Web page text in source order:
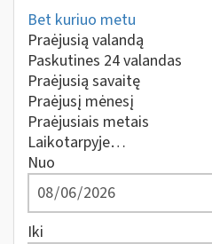
Bet kuriuo metu
Praėjusią valandą
Paskutines 24 valandas
Praėjusią savaitę
Praėjusį mėnesį
Praėjusiais metais
Laikotarpyje…
Nuo
Iki